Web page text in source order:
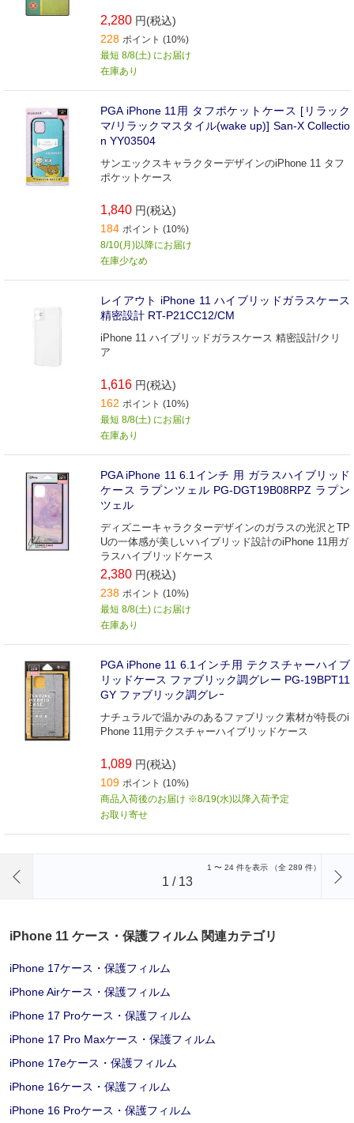
2,280 円(税込)
228 ポイント (10%)
最短 8/8(土) にお届け
在庫あり
PGA iPhone 11用 タフポケットケース [リラック
マ/リラックマスタイル(wake up)] San-X Collectio
n YY03504
サンエックスキャラクターデザインのiPhone 11 タフ
ポケットケース
1,840 円(税込)
184 ポイント (10%)
8/10(月)以降にお届け
在庫少なめ
レイアウト iPhone 11 ハイブリッドガラスケース
精密設計 RT-P21CC12/CM
iPhone 11 ハイブリッドガラスケース 精密設計/クリ
ア
1,616 円(税込)
162 ポイント (10%)
最短 8/8(土) にお届け
在庫あり
PGA iPhone 11 6.1インチ 用 ガラスハイブリッド
ケース ラプンツェル PG-DGT19B08RPZ ラプン
ツェル
ディズニーキャラクターデザインのガラスの光沢とTP
Uの一体感が美しいハイブリッド設計のiPhone 11用ガ
ラスハイブリッドケース
2,380 円(税込)
238 ポイント (10%)
最短 8/8(土) にお届け
在庫あり
PGA iPhone 11 6.1インチ用 テクスチャーハイブ
リッドケース ファブリック調グレー PG-19BPT11
GY ファブリック調グレｰ
ナチュラルで温かみのあるファブリック素材が特長のi
Phone 11用テクスチャーハイブリッドケース
1,089 円(税込)
109 ポイント (10%)
商品入荷後のお届け ※8/19(水)以降入荷予定
お取り寄せ
1 〜 24 件を表示 （全 289 件）
1 / 13
iPhone 11 ケース・保護フィルム 関連カテゴリ
iPhone 17ケース・保護フィルム
iPhone Airケース・保護フィルム
iPhone 17 Proケース・保護フィルム
iPhone 17 Pro Maxケース・保護フィルム
iPhone 17eケース・保護フィルム
iPhone 16ケース・保護フィルム
iPhone 16 Proケース・保護フィルム